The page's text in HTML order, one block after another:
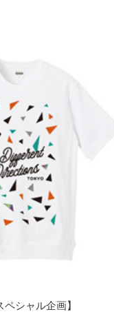
ペシャル企画】